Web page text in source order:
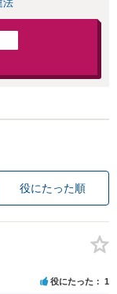
法
役にたった順
役にたった 1